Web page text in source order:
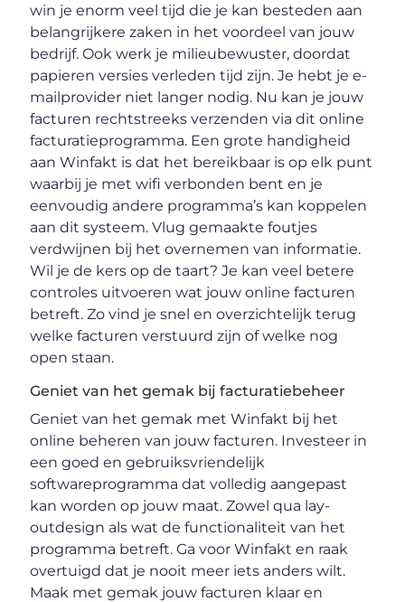
win je enorm veel tijd die je kan besteden aan
belangrijkere zaken in het voordeel van jouw
bedrijf. Ook werk je milieubewuster, doordat
papieren versies verleden tijd zijn. Je hebt je e-
mailprovider niet langer nodig. Nu kan je jouw
facturen rechtstreeks verzenden via dit online
facturatieprogramma. Een grote handigheid
aan Winfakt is dat het bereikbaar is op elk punt
waarbij je met wifi verbonden bent en je
eenvoudig andere programma’s kan koppelen
aan dit systeem. Vlug gemaakte foutjes
verdwijnen bij het overnemen van informatie.
Wil je de kers op de taart? Je kan veel betere
controles uitvoeren wat jouw online facturen
betreft. Zo vind je snel en overzichtelijk terug
welke facturen verstuurd zijn of welke nog
open staan.
Geniet van het gemak bij facturatiebeheer
Geniet van het gemak met Winfakt bij het
online beheren van jouw facturen. Investeer in
een goed en gebruiksvriendelijk
softwareprogramma dat volledig aangepast
kan worden op jouw maat. Zowel qua lay-
outdesign als wat de functionaliteit van het
programma betreft. Ga voor Winfakt en raak
overtuigd dat je nooit meer iets anders wilt.
Maak met gemak jouw facturen klaar en